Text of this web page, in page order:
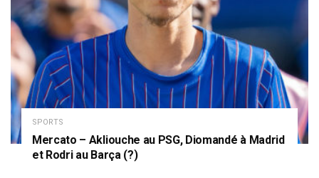
SPORTS
Mercato – Akliouche au PSG, Diomandé à Madrid
et Rodri au Barça (?)